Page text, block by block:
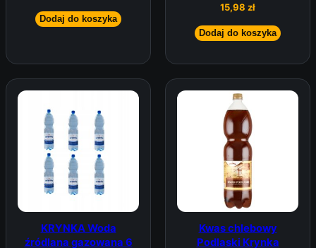
Dodaj do koszyka
15,98 zł
Dodaj do koszyka
KRYNKA Woda
źródlana gazowana 6
Kwas chlebowy
Podlaski Krynka